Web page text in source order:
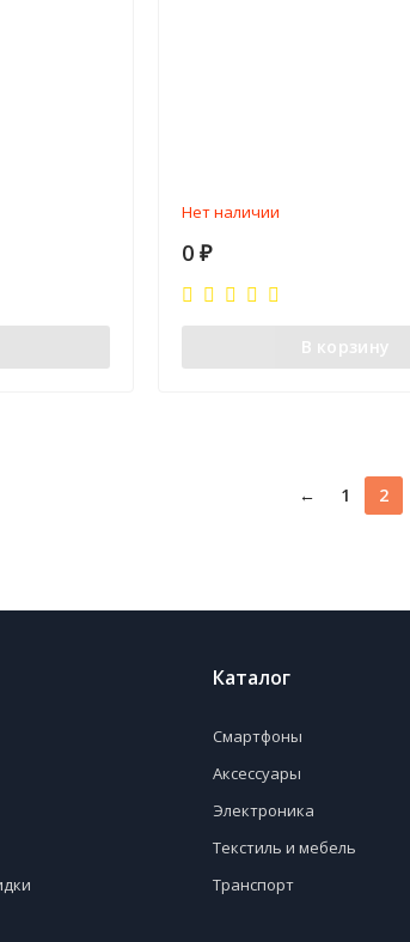
Нет наличии
0 ₽
В корзину
← 1 2
Каталог
Смартфоны
Аксессуары
Электроника
Текстиль и мебель
Транспорт